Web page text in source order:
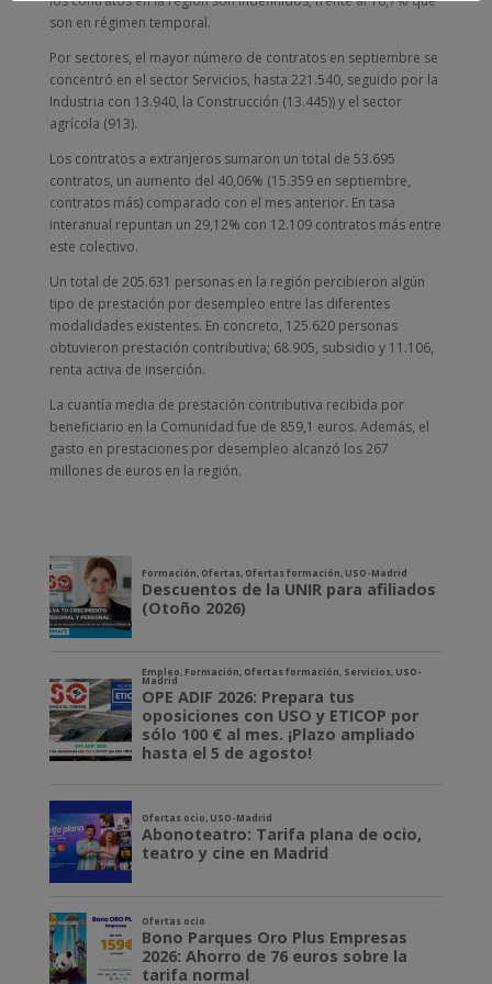
son en régimen temporal.
Por sectores, el mayor número de contratos en septiembre se
concentró en el sector Servicios, hasta 221.540, seguido por la
Industria con 13.940, la Construcción (13.445)) y el sector
agrícola (913).
Los contratos a extranjeros sumaron un total de 53.695
contratos, un aumento del 40,06% (15.359 en septiembre,
contratos más) comparado con el mes anterior. En tasa
interanual repuntan un 29,12% con 12.109 contratos más entre
este colectivo.
Un total de 205.631 personas en la región percibieron algún
tipo de prestación por desempleo entre las diferentes
modalidades existentes. En concreto, 125.620 personas
obtuvieron prestación contributiva; 68.905, subsidio y 11.106,
renta activa de inserción.
La cuantía media de prestación contributiva recibida por
beneficiario en la Comunidad fue de 859,1 euros. Además, el
gasto en prestaciones por desempleo alcanzó los 267
millones de euros en la región.